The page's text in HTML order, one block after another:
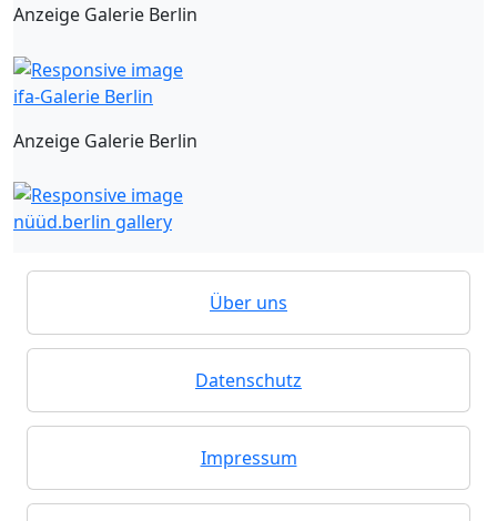
Anzeige Galerie Berlin
ifa-Galerie Berlin
Anzeige Galerie Berlin
nüüd.berlin gallery
Über uns
Datenschutz
Impressum